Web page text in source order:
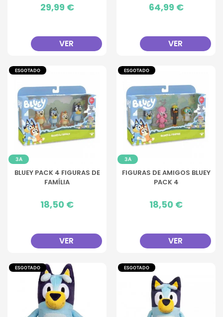
Preço
29,99 €
VER
Preço
64,99 €
VER
ESGOTADO
3A
BLUEY PACK 4 FIGURAS DE
FAMÍLIA
Preço
18,50 €
VER
ESGOTADO
3A
FIGURAS DE AMIGOS BLUEY
PACK 4
Preço
18,50 €
VER
ESGOTADO ESGOTADO